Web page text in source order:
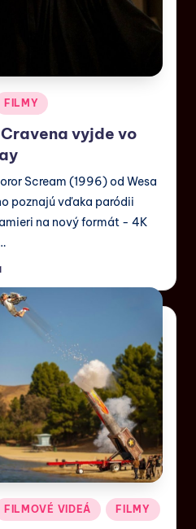
FILMY
vyjde vo
Scream (1996) od Wesa
poznajú vďaka paródii
na nový formát - 4K
FILMOVÉ VIDEÁ FILMY